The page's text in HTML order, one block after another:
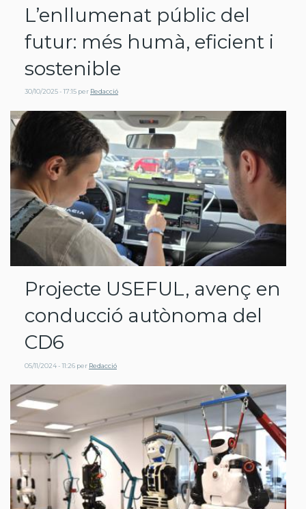
L’enllumenat públic del
futur: més humà, eficient i
sostenible
30/10/2025 - 17:15 per Redacció
Projecte USEFUL, avenç en
conducció autònoma del
CD6
05/11/2024 - 11:26 per Redacció